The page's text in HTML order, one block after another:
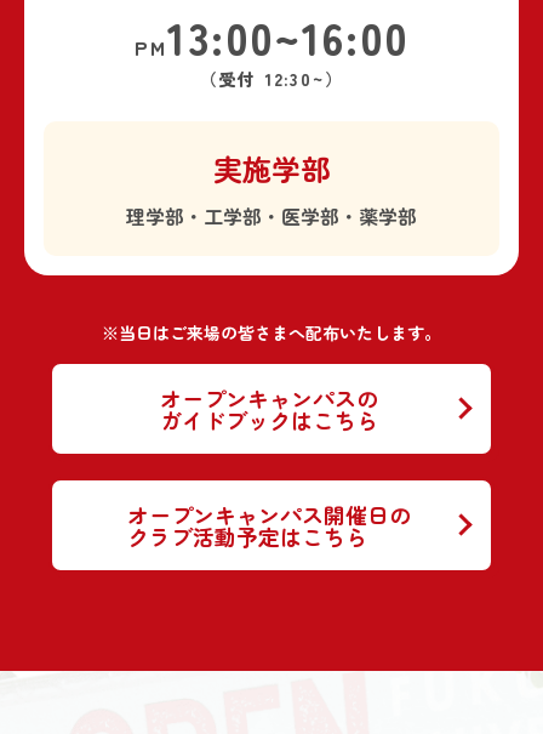
PM13:00~16:00
（受付 12:30~）
実施学部
理学部・工学部・医学部・薬学部
※当日はご来場の皆さまへ配布いたします。
オープンキャンパスの
ガイドブックはこちら
オープンキャンパス開催日の
クラブ活動予定はこちら